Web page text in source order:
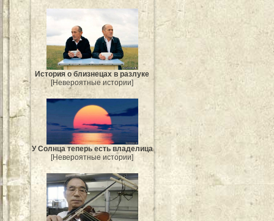
История о близнецах в разлуке
[Невероятные истории]
У Солнца теперь есть владелица
[Невероятные истории]